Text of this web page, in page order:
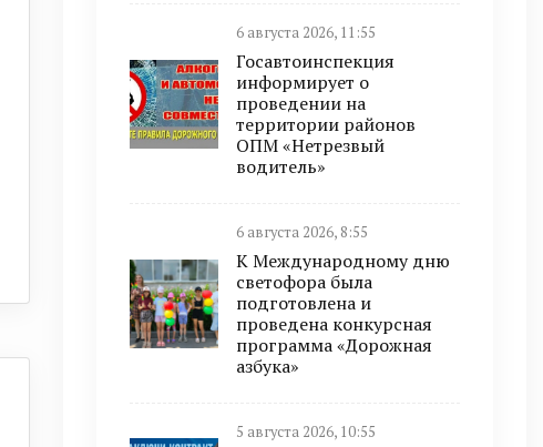
6 августа 2026, 11:55
Госавтоинспекция
информирует о
проведении на
территории районов
ОПМ «Нетрезвый
водитель»
6 августа 2026, 8:55
К Международному дню
светофора была
подготовлена и
проведена конкурсная
программа «Дорожная
азбука»
5 августа 2026, 10:55